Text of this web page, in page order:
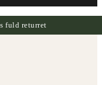
fuld returret